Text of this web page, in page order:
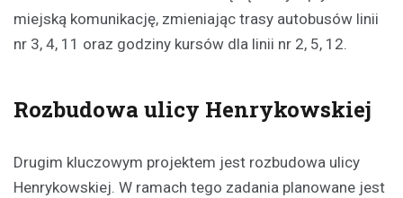
miejską komunikację, zmieniając trasy autobusów linii
nr 3, 4, 11 oraz godziny kursów dla linii nr 2, 5, 12.
Rozbudowa ulicy Henrykowskiej
Drugim kluczowym projektem jest rozbudowa ulicy
Henrykowskiej. W ramach tego zadania planowane jest